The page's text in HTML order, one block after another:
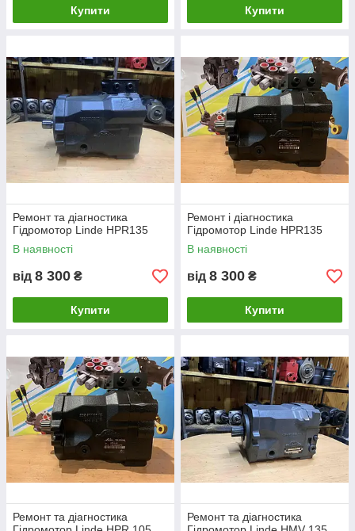
Купити Купити
Ремонт та діагностика
Гідромотор Linde HPR135
В наявності
від 8 300 ₴
Купити
Ремонт і діагностика
Гідромотор Linde HPR135
В наявності
від 8 300 ₴
Купити
Ремонт та діагностика
Ремонт та діагностика